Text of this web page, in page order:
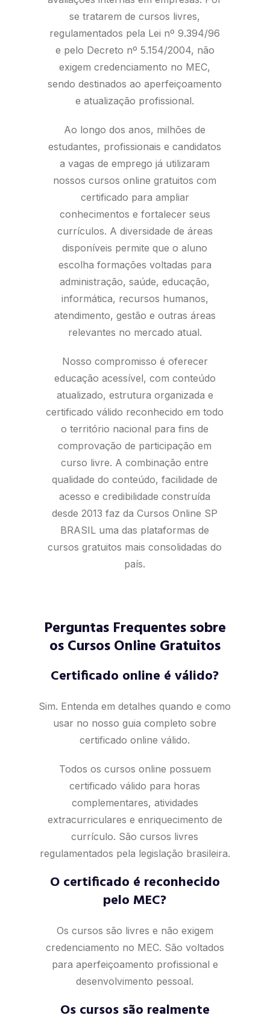
se tratarem de cursos livres,
regulamentados pela Lei nº 9.394/96
e pelo Decreto nº 5.154/2004, não
exigem credenciamento no MEC,
sendo destinados ao aperfeiçoamento
e atualização profissional.
Ao longo dos anos, milhões de
estudantes, profissionais e candidatos
a vagas de emprego já utilizaram
nossos cursos online gratuitos com
certificado para ampliar
conhecimentos e fortalecer seus
currículos. A diversidade de áreas
disponíveis permite que o aluno
escolha formações voltadas para
administração, saúde, educação,
informática, recursos humanos,
atendimento, gestão e outras áreas
relevantes no mercado atual.
Nosso compromisso é oferecer
educação acessível, com conteúdo
atualizado, estrutura organizada e
certificado válido reconhecido em todo
o território nacional para fins de
comprovação de participação em
curso livre. A combinação entre
qualidade do conteúdo, facilidade de
acesso e credibilidade construída
desde 2013 faz da Cursos Online SP
BRASIL uma das plataformas de
cursos gratuitos mais consolidadas do
país.
Perguntas Frequentes sobre
os Cursos Online Gratuitos
Certificado online é válido?
Sim. Entenda em detalhes quando e como
usar no nossoguia completo sobre
certificado online válido.
Todos os cursos online possuem
certificado válido para horas
complementares, atividades
extracurriculares e enriquecimento de
currículo. São cursos livres
regulamentados pela legislação brasileira.
O certificado é reconhecido
pelo MEC?
Os cursos são livres e não exigem
credenciamento no MEC. São voltados
para aperfeiçoamento profissional e
desenvolvimento pessoal.
Os cursos são realmente